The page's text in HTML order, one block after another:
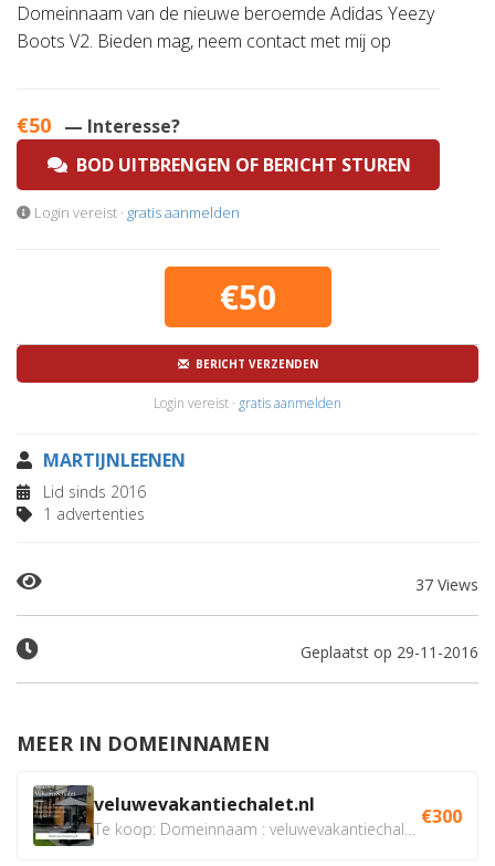
Domeinnaam van de nieuwe beroemde Adidas Yeezy
Boots V2. Bieden mag, neem contact met mij op
€50 — Interesse?
BOD UITBRENGEN OF BERICHT STUREN
Login vereist · gratis aanmelden
€50
BERICHT VERZENDEN
Login vereist · gratis aanmelden
MARTIJNLEENEN
Lid sinds 2016
1 advertenties
37 Views
Geplaatst op 29-11-2016
MEER IN DOMEINNAMEN
veluwevakantiechalet.nl €300